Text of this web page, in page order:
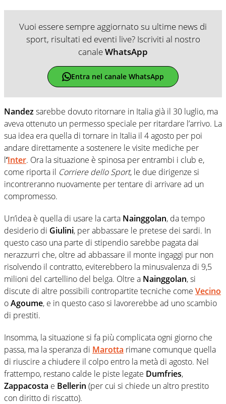
Vuoi essere sempre aggiornato su ultime news di
sport, risultati ed eventi live? Iscriviti al nostro
canaleWhatsApp
Entra nel canale WhatsApp
Nandezsarebbe dovuto ritornare in Italia già il 30 luglio, ma
aveva ottenuto un permesso speciale per ritardare l’arrivo. La
sua idea era quella di tornare in Italia il 4 agosto per poi
andare direttamente a sostenere le visite mediche per
l‘Inter. Ora la situazione è spinosa per entrambi i club e,
come riporta il Corriere dello Sport, le due dirigenze si
incontreranno nuovamente per tentare di arrivare ad un
compromesso.
Un’idea è quella di usare la carta Nainggolan, da tempo
desiderio di Giulini, per abbassare le pretese dei sardi. In
questo caso una parte di stipendio sarebbe pagata dai
nerazzurri che, oltre ad abbassare il monte ingaggi pur non
risolvendo il contratto, eviterebbero la minusvalenza di 9,5
milioni del cartellino del belga. Oltre a Nainggolan, si
discute di altre possibili contropartite tecniche come Vecino
oAgoume, e in questo caso si lavorerebbe ad uno scambio
di prestiti.
Insomma, la situazione si fa più complicata ogni giorno che
passa, ma la speranza di Marotta rimane comunque quella
di riuscire a chiudere il colpo entro la metà di agosto. Nel
frattempo, restano calde le piste legate Dumfries,
Zappacosta e Bellerin (per cui si chiede un altro prestito
con diritto di riscatto).